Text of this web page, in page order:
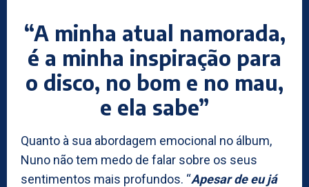
“A minha atual namorada,
é a minha inspiração para
o disco, no bom e no mau,
e ela sabe”
Quanto à sua abordagem emocional no álbum,
Nuno não tem medo de falar sobre os seus
sentimentos mais profundos. “Apesar de eu já